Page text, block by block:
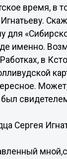
время, в
именно.
в
Сергея